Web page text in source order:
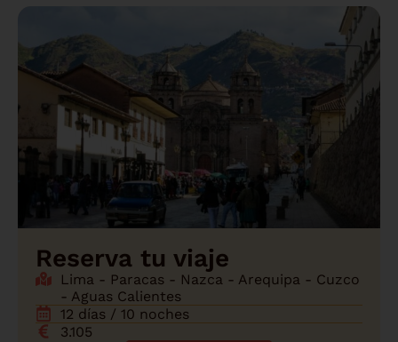
Reserva tu viaje
Lima - Paracas - Nazca - Arequipa - Cuzco
- Aguas Calientes
12 días / 10 noches
3.105